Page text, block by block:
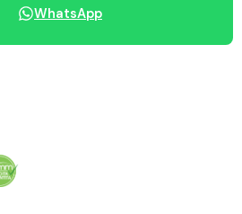
WhatsApp